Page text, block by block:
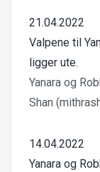
21.04.2022
Valpene til
ligger ute.
Yanara og
Shan
14.04.2022
Yanara og